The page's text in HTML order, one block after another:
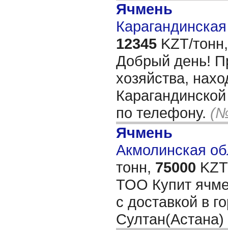
Ячмень
12345 KZT/тонн,
Добрый день!
хозяйства,
по телефону.
Ячмень
Акмолинская
тонн, 75000
ТОО Купит
с доставкой в
Султан(Астана)